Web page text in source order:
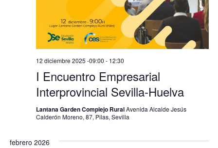
de
I Encuentro Empresarial
Interprovincial Sevilla-Huelva
12 diciembre 2025 -09:00 - 12:30
Lantana Garden Complejo RuralAvenida Alcalde Jesús
Calderón Moreno, 87, Pilas, Sevilla
febrero 2026